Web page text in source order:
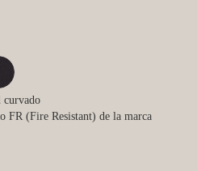
curvado
FR (Fire Resistant) de la marca